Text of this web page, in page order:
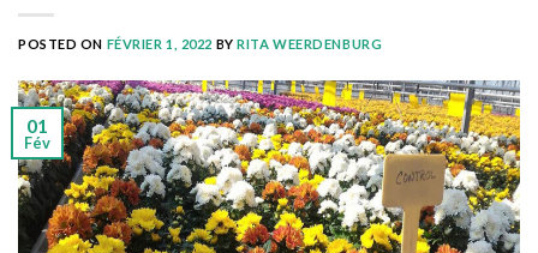
POSTED ON FÉVRIER 1, 2022 BYRITA WEERDENBURG
01
Fév